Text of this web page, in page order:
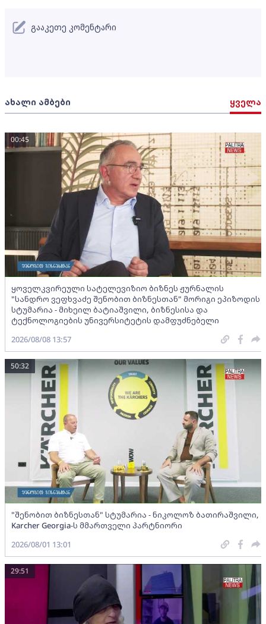
ახალი ამბები ყველა
ყოველკვირეული სატელევიზიო ბიზნეს ჟურნალის
"სანდრო ვეფხვაძე შენობით ბიზნესთან" მორიგი ეპიზოდის
სტუმარია - მიხეილ ბატიაშვილი, ბიზნესისა და
ტექნოლოგიების უნივერსიტეტის დამფუძნებელი
00:45
2026/08/08 13:57
"შენობით ბიზნესთან" სტუმარია - ნიკოლოზ ბათირაშვილი,
Karcher Georgia-ს მმართველი პარტნიორი
50:32
2026/08/01 13:01
29:51
გააკეთე კომენტარი